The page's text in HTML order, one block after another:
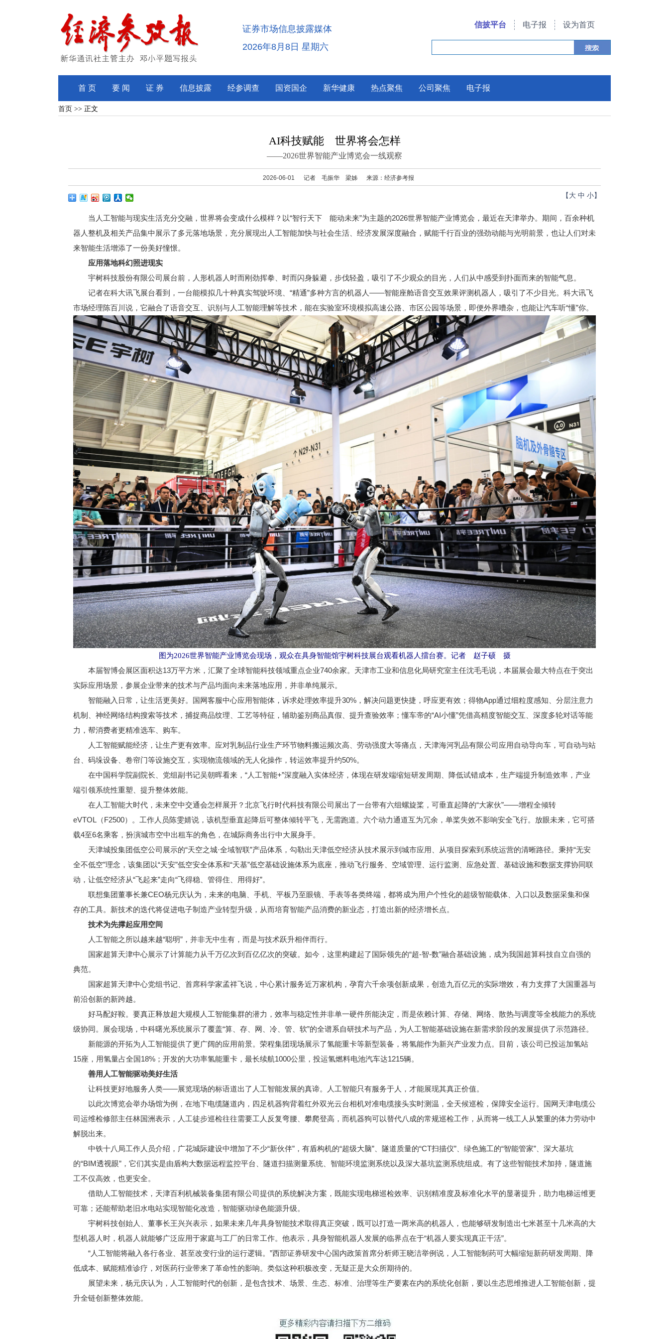
证券市场信息披露媒体
2026年8月8日 星期六
信披平台 电子报 设为首页
首 页 要 闻 证 券 信息披露 经参调查 国资国企 新华健康 热点聚焦 公司聚焦 电子报
首页 >> 正文
AI科技赋能 世界将会怎样
——2026世界智能产业博览会一线观察
2026-06-01 记者 毛振华 梁姊 来源：经济参考报
【 大 中 小】
当人工智能与现实生活充分交融，世界将会变成什么模样？以“智行天下 能动未来”为主题的2026世界智能产业博览会，最近在天津举办。期间，百余种机
器人整机及相关产品集中展示了多元落地场景，充分展现出人工智能加快与社会生活、经济发展深度融合，赋能千行百业的强劲动能与光明前景，也让人们对未
来智能生活增添了一份美好憧憬。
应用落地科幻照进现实
宇树科技股份有限公司展台前，人形机器人时而刚劲挥拳、时而闪身躲避，步伐轻盈，吸引了不少观众的目光，人们从中感受到扑面而来的智能气息。
记者在科大讯飞展台看到，一台能模拟几十种真实驾驶环境、“精通”多种方言的机器人——智能座舱语音交互效果评测机器人，吸引了不少目光。科大讯飞
市场经理陈百川说，它融合了语音交互、识别与人工智能理解等技术，能在实验室环境模拟高速公路、市区公园等场景，即便外界嘈杂，也能让汽车听“懂”你。
图为2026世界智能产业博览会现场，观众在具身智能馆宇树科技展台观看机器人擂台赛。记者 赵子硕 摄
本届智博会展区面积达13万平方米，汇聚了全球智能科技领域重点企业740余家。天津市工业和信息化局研究室主任沈毛毛说，本届展会最大特点在于突出
实际应用场景，参展企业带来的技术与产品均面向未来落地应用，并非单纯展示。
智能融入日常，让生活更美好。国网客服中心应用智能体，诉求处理效率提升30%，解决问题更快捷，呼应更有效；得物App通过细粒度感知、分层注意力
机制、神经网络结构搜索等技术，捕捉商品纹理、工艺等特征，辅助鉴别商品真假、提升查验效率；懂车帝的“AI小懂”凭借高精度智能交互、深度多轮对话等能
力，帮消费者更精准选车、购车。
人工智能赋能经济，让生产更有效率。应对乳制品行业生产环节物料搬运频次高、劳动强度大等痛点，天津海河乳品有限公司应用自动导向车，可自动与站
台、码垛设备、卷帘门等设施交互，实现物流领域的无人化操作，转运效率提升约50%。
在中国科学院副院长、党组副书记吴朝晖看来，“人工智能+”深度融入实体经济，体现在研发端缩短研发周期、降低试错成本，生产端提升制造效率，产业
端引领系统性重塑、提升整体效能。
在人工智能大时代，未来空中交通会怎样展开？北京飞行时代科技有限公司展出了一台带有六组螺旋桨，可垂直起降的“大家伙”——增程全倾转
eVTOL（F2500）。工作人员陈雯婧说，该机型垂直起降后可整体倾转平飞，无需跑道。六个动力通道互为冗余，单桨失效不影响安全飞行。放眼未来，它可搭
载4至6名乘客，扮演城市空中出租车的角色，在城际商务出行中大展身手。
天津城投集团低空公司展示的“天空之城·全域智联”产品体系，勾勒出天津低空经济从技术展示到城市应用、从项目探索到系统运营的清晰路径。秉持“无安
全不低空”理念，该集团以“天安”低空安全体系和“天基”低空基础设施体系为底座，推动飞行服务、空域管理、运行监测、应急处置、基础设施和数据支撑协同联
动，让低空经济从“飞起来”走向“飞得稳、管得住、用得好”。
联想集团董事长兼CEO杨元庆认为，未来的电脑、手机、平板乃至眼镜、手表等各类终端，都将成为用户个性化的超级智能载体、入口以及数据采集和保
存的工具。新技术的迭代将促进电子制造产业转型升级，从而培育智能产品消费的新业态，打造出新的经济增长点。
技术为先撑起应用空间
人工智能之所以越来越“聪明”，并非无中生有，而是与技术跃升相伴而行。
国家超算天津中心展示了计算能力从千万亿次到百亿亿次的突破。如今，这里构建起了国际领先的“超-智-数”融合基础设施，成为我国超算科技自立自强的
典范。
国家超算天津中心党组书记、首席科学家孟祥飞说，中心累计服务近万家机构，孕育六千余项创新成果，创造九百亿元的实际增效，有力支撑了大国重器与
前沿创新的新跨越。
好马配好鞍。要真正释放超大规模人工智能集群的潜力，效率与稳定性并非单一硬件所能决定，而是依赖计算、存储、网络、散热与调度等全栈能力的系统
级协同。展会现场，中科曙光系统展示了覆盖“算、存、网、冷、管、软”的全谱系自研技术与产品，为人工智能基础设施在新需求阶段的发展提供了示范路径。
新能源的开拓为人工智能提供了更广阔的应用前景。荣程集团现场展示了氢能重卡等新型装备，将氢能作为新兴产业发力点。目前，该公司已投运加氢站
15座，用氢量占全国18%；开发的大功率氢能重卡，最长续航1000公里，投运氢燃料电池汽车达1215辆。
善用人工智能驱动美好生活
让科技更好地服务人类——展览现场的标语道出了人工智能发展的真谛。人工智能只有服务于人，才能展现其真正价值。
以此次博览会举办场馆为例，在地下电缆隧道内，四足机器狗背着红外双光云台相机对准电缆接头实时测温，全天候巡检，保障安全运行。国网天津电缆公
司运维检修部主任林国洲表示，人工徒步巡检往往需要工人反复弯腰、攀爬登高，而机器狗可以替代八成的常规巡检工作，从而将一线工人从繁重的体力劳动中
解脱出来。
中铁十八局工作人员介绍，广花城际建设中增加了不少“新伙伴”，有盾构机的“超级大脑”、隧道质量的“CT扫描仪”、绿色施工的“智能管家”、深大基坑
的“BIM透视眼”，它们其实是由盾构大数据远程监控平台、隧道扫描测量系统、智能环境监测系统以及深大基坑监测系统组成。有了这些智能技术加持，隧道施
工不仅高效，也更安全。
借助人工智能技术，天津百利机械装备集团有限公司提供的系统解决方案，既能实现电梯巡检效率、识别精准度及标准化水平的显著提升，助力电梯运维更
可靠；还能帮助老旧水电站实现智能化改造，智能驱动绿色能源升级。
宇树科技创始人、董事长王兴兴表示，如果未来几年具身智能技术取得真正突破，既可以打造一两米高的机器人，也能够研发制造出七米甚至十几米高的大
型机器人时，机器人就能够广泛应用于家庭与工厂的日常工作。他表示，具身智能机器人发展的临界点在于“机器人要实现真正干活”。
“人工智能将融入各行各业、甚至改变行业的运行逻辑。”西部证券研发中心国内政策首席分析师王晓洁举例说，人工智能制药可大幅缩短新药研发周期、降
低成本、赋能精准诊疗，对医药行业带来了革命性的影响。类似这种积极改变，无疑正是大众所期待的。
展望未来，杨元庆认为，人工智能时代的创新，是包含技术、场景、生态、标准、治理等生产要素在内的系统化创新，要以生态思维推进人工智能创新，提
升全链创新整体效能。